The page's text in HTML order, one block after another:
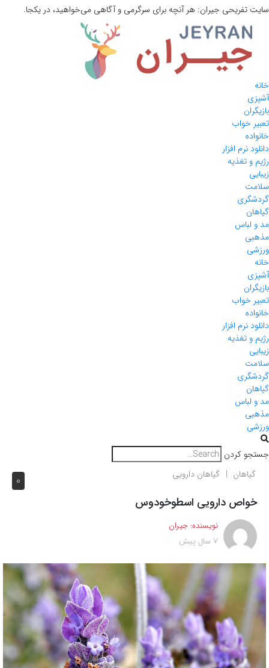
سایت تفریحی جیران: هر آنچه برای سرگرمی و آگاهی می‌خواهید، در یکجا.
خانه
آشپزی
بازیگران
تعبیر خواب
خانواده
دانلود نرم افزار
رژیم و تغذیه
زیبایی
سلامت
گردشگری
گیاهان
مد و لباس
مذهبی
ورزشی
خانه
آشپزی
بازیگران
تعبیر خواب
خانواده
دانلود نرم افزار
رژیم و تغذیه
زیبایی
سلامت
گردشگری
گیاهان
مد و لباس
مذهبی
ورزشی
جستجو کردن
0 گیاهان گیاهان دارویی
خواص دارویی اسطوخودوس
نویسنده: جیران
7 سال پیش